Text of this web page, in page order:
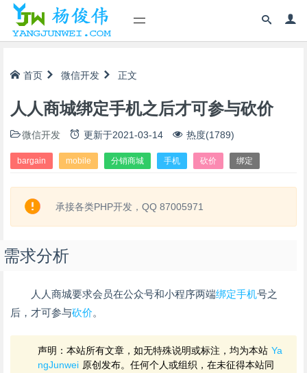
首页 微信开发 正文
人人商城绑定手机之后才可参与砍价
微信开发 更新于2021-03-14 热度(1789)
bargain mobile 分销商城 手机 砍价 绑定
承接各类PHP开发，QQ 87005971
需求分析
人人商城要求会员在公众号和小程序两端绑定手机号之
后，才可参与砍价。
声明：本站所有文章，如无特殊说明或标注，均为本站 Ya
ngJunwei 原创发布。任何个人或组织，在未征得本站同